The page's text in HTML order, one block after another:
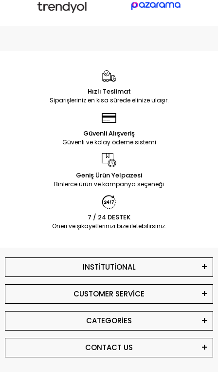
Hızlı Teslimat
Siparişleriniz en kısa sürede elinize ulaşır.
Güvenli Alışveriş
Güvenli ve kolay ödeme sistemi
Geniş Ürün Yelpazesi
Binlerce ürün ve kampanya seçeneği
7 / 24 DESTEK
Öneri ve şikayetlerinizi bize iletebilirsiniz.
INSTİTUTİONAL
CUSTOMER SERVİCE
CATEGORİES
CONTACT US